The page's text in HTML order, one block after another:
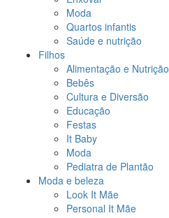
Moda
Quartos infantis
Saúde e nutrição
Filhos
Alimentação e Nutrição
Bebês
Cultura e Diversão
Educação
Festas
It Baby
Moda
Pediatra de Plantão
Moda e beleza
Look It Mãe
Personal It Mãe